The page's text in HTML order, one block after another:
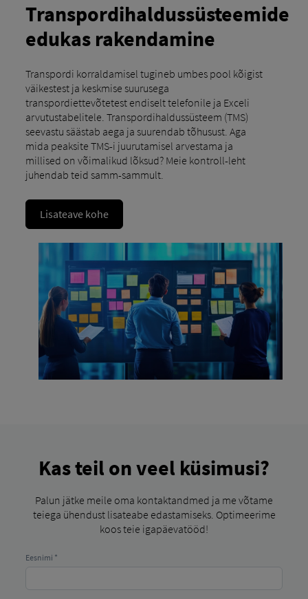
Transpordihaldussüsteemide
edukas rakendamine
Transpordi korraldamisel tugineb umbes pool kõigist
väikestest ja keskmise suurusega
transpordiettevõtetest endiselt telefonile ja Exceli
arvutustabelitele. Transpordihaldussüsteem (TMS)
seevastu säästab aega ja suurendab tõhusust. Aga
mida peaksite TMS-i juurutamisel arvestama ja
millised on võimalikud lõksud? Meie kontroll-leht
juhendab teid samm-sammult.
Lisateave kohe
Kas teil on veel küsimusi?
Palun jätke meile oma kontaktandmed ja me võtame
teiega ühendust lisateabe edastamiseks. Optimeerime
koos teie igapäevatööd!